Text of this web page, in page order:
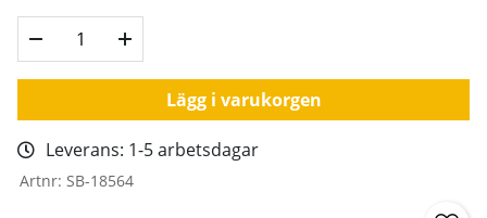
Lägg i varukorgen
Leverans: 1-5 arbetsdagar
Artnr: SB-18564